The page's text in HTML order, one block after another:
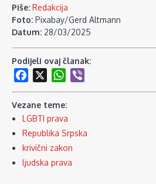
Piše: Redakcija
Foto: Pixabay/Gerd Altmann
Datum: 28/03/2025
Podijeli ovaj članak:
Facebook
WhatsApp
Vezane teme:
LGBTI prava
Republika Srpska
krivični zakon
ljudska prava